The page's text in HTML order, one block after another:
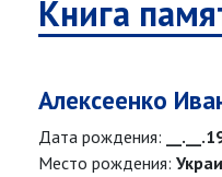
Книга
Алексеенко
Дата рождения:
Место рождения: